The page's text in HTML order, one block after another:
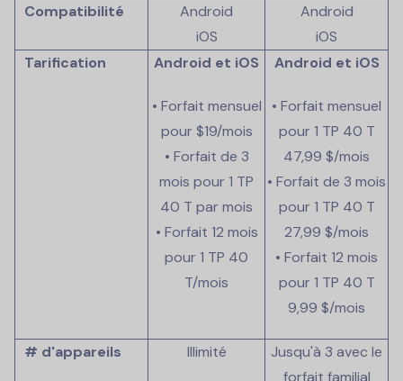
Compatibilité
Android
iOS
Android
iOS
Tarification
Android et iOS
• Forfait mensuel
pour $19/mois
• Forfait de 3
mois pour 1 TP
40 T par mois
• Forfait 12 mois
pour 1 TP 40
T/mois
Android et iOS
• Forfait mensuel
pour 1 TP 40 T
47,99 $/mois
• Forfait de 3 mois
pour 1 TP 40 T
27,99 $/mois
• Forfait 12 mois
pour 1 TP 40 T
9,99 $/mois
# d'appareils Illimité
Jusqu'à 3 avec le
forfait familial